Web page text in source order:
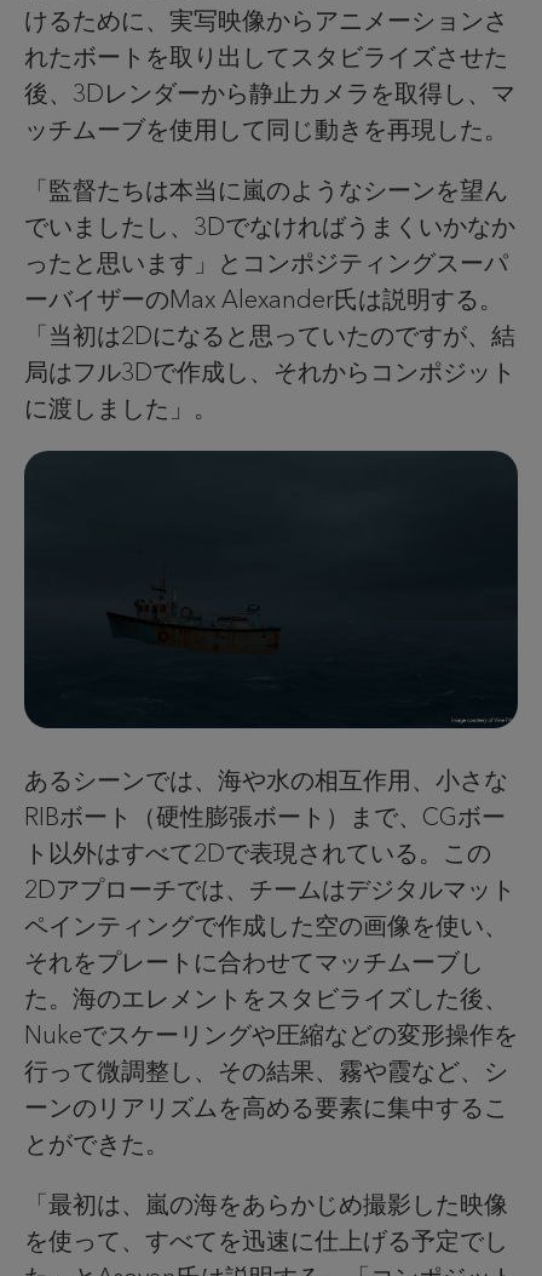
けるために、実写映像からアニメーションさ
れたボートを取り出してスタビライズさせた
後、3Dレンダーから静止カメラを取得し、マ
ッチムーブを使用して同じ動きを再現した。
「監督たちは本当に嵐のようなシーンを望ん
でいましたし、3Dでなければうまくいかなか
ったと思います」とコンポジティングスーパ
ーバイザーのMax Alexander氏は説明する。
「当初は2Dになると思っていたのですが、結
局はフル3Dで作成し、それからコンポジット
に渡しました」。
あるシーンでは、海や水の相互作用、小さな
RIBボート（硬性膨張ボート）まで、CGボー
ト以外はすべて2Dで表現されている。この
2Dアプローチでは、チームはデジタルマット
ペインティングで作成した空の画像を使い、
それをプレートに合わせてマッチムーブし
た。海のエレメントをスタビライズした後、
Nukeでスケーリングや圧縮などの変形操作を
行って微調整し、その結果、霧や霞など、シ
ーンのリアリズムを高める要素に集中するこ
とができた。
「最初は、嵐の海をあらかじめ撮影した映像
を使って、すべてを迅速に仕上げる予定でし